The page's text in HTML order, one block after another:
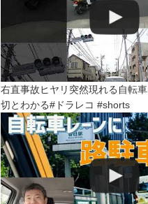
右直事故ヒヤリ突然現れる自転車
切とわかる#ドラレコ #shorts